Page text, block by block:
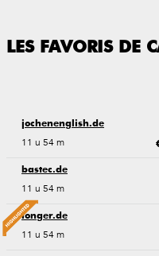
LES FAVORIS DE
jochenenglish.de
11 u 54 m
bastec.de
11 u 54 m
longer.de
11 u 54 m